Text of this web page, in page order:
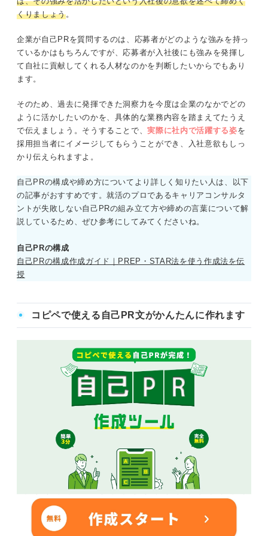
くりましょう。
企業が自己PRを質問するのは、応募者がどのような強みを持っ
ているかはもちろんですが、応募者が入社後にも強みを発揮し
て自社に貢献してくれる人材なのかを判断したいからでもあり
ます。
そのため、過去に発揮できた洞察力を今度は企業のなかでどの
ように活かしたいのかを、具体的な業務内容を踏まえてたうえ
で伝えましょう。そうすることで、実際に社内で活躍する姿を
採用担当者にイメージしてもらうことができ、入社意欲もしっ
かり伝えられますよ。
自己PRの構成や締め方についてより詳しく知りたい人は、以下
の記事がおすすめです。就活のプロであるキャリアコンサルタ
ントが失敗しない自己PRの組み立て方や締めの言葉について解
説しているため、ぜひ参考にしてみてくださいね。
自己PRの構成
自己PRの構成作成ガイド｜PREP・STAR法を使う作成法を伝
授
コピペで使える自己PR文がかんたんに作れます